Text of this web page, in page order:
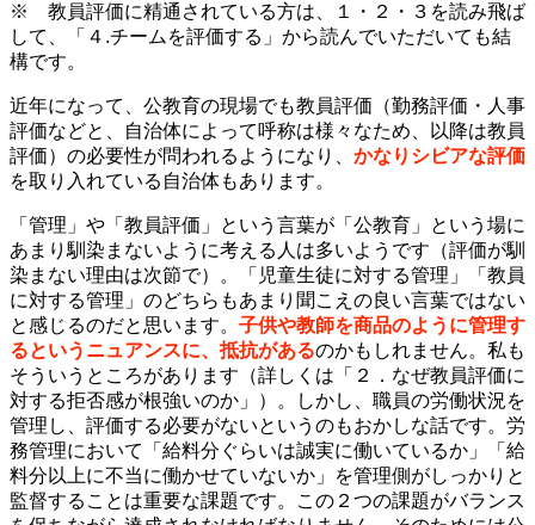
※ 教員評価に精通されている方は、１・２・３を読み飛ば
して、「４.チームを評価する」から読んでいただいても結
構です。
近年になって、公教育の現場でも教員評価（勤務評価・人事
評価などと、自治体によって呼称は様々なため、以降は教員
評価）の必要性が問われるようになり、 かなりシビアな評価
を取り入れている自治体もあります。
「管理」や「教員評価」という言葉が「公教育」という場に
あまり馴染まないように考える人は多いようです（評価が馴
染まない理由は次節で）。「児童生徒に対する管理」「教員
に対する管理」のどちらもあまり聞こえの良い言葉ではない
と感じるのだと思います。 子供や教師を商品のように管理す
るというニュアンスに、抵抗があるのかもしれません。私も
そういうところがあります（詳しくは「２．なぜ教員評価に
対する拒否感が根強いのか」）。しかし、職員の労働状況を
管理し、評価する必要がないというのもおかしな話です。労
務管理において
「給料分ぐらいは誠実に働いているか」「給
料分以上に不当に働かせていないか」
を管理側がしっかりと
監督することは重要な課題です。この２つの課題がバランス